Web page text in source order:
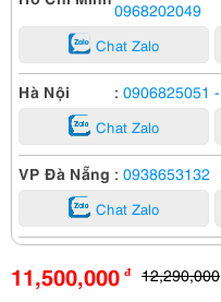
0968202049
Chat Zalo
Hà Nội : 0906825051
Chat Zalo
VP Đà Nẵng : 0938653132
Chat Zalo
11,500,000 đ 12,290,000